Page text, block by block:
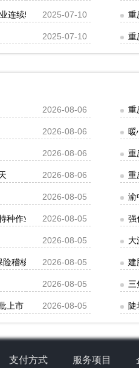
连续5年获评A级
2025-07-10 重
2025-07-10 重
2026-08-06 重
2026-08-06 暖
2026-08-06 重
2026-08-06 重
2026-08-05 渝
种作业人员操作资格证书名单的公
2026-08-05 强
2026-08-05 大
稽核通知书》送达公告
2026-08-05 建
2026-08-05 三
上市 2026-08-05 陡
支付方式 服务项目